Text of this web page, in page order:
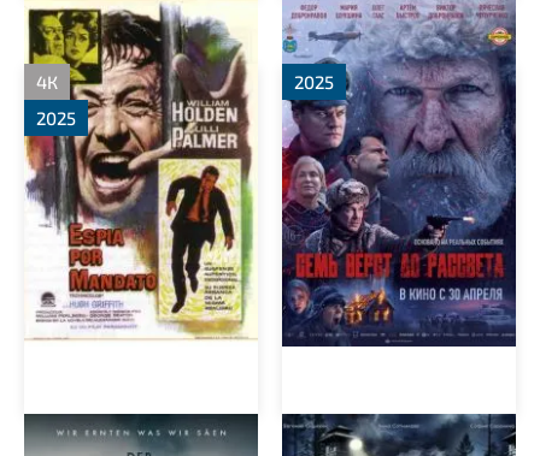
Фальшивый предатель Семь вёрст до рассвета
Тигр
4К
2025
Вальс со смертью
2025